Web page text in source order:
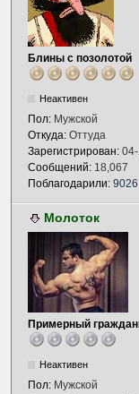
Блины с позолотой
Неактивен
Пол: Мужской
Откуда: Оттуда
Зарегистрирован:
Сообщений: 18,067
Поблагодарили: 9026
Молоток
Примерный
Неактивен
Пол: Мужской